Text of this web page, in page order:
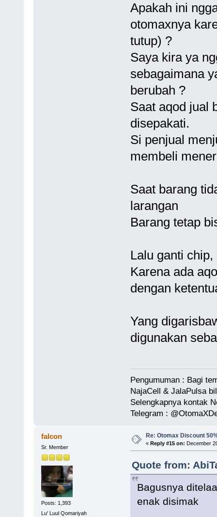
Apakah ini
otomaxnya
tutup) ?
Saya kira ya
sebagaimana
berubah ?
Saat aqod jual
disepakati.
Si penjual
membeli
Saat barang
larangan
Barang tetap
Lalu ganti
Karena ada
dengan
Yang
digunakan
Pengumuman : Bagi
NajaCell & JalaPulsa
Selengkapnya kontak
Telegram :
falcon
Sr. Member
Posts: 1,393
Lu' Luul Qomariyah
Re: Otomax Discount
« Reply #15 on: December
Quote from:
Bagusnya
enak disimak